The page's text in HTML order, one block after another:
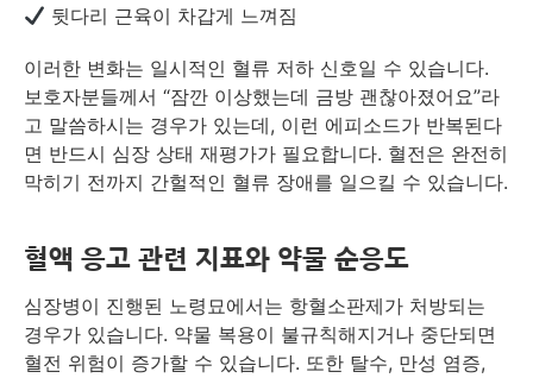
뒷다리 근육이 차갑게 느껴짐
이러한 변화는 일시적인 혈류 저하 신호일 수 있습니다.
보호자분들께서 “잠깐 이상했는데 금방 괜찮아졌어요”라
고 말씀하시는 경우가 있는데, 이런 에피소드가 반복된다
면 반드시 심장 상태 재평가가 필요합니다. 혈전은 완전히
막히기 전까지 간헐적인 혈류 장애를 일으킬 수 있습니다.
혈액 응고 관련 지표와 약물 순응도
심장병이 진행된 노령묘에서는 항혈소판제가 처방되는
경우가 있습니다. 약물 복용이 불규칙해지거나 중단되면
혈전 위험이 증가할 수 있습니다. 또한 탈수, 만성 염증,